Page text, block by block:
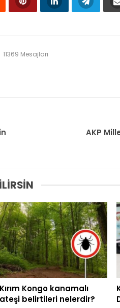
11369 Mesajları
AKP
Kırım Kongo kanamalı
ateşi belirtileri nelerdir?